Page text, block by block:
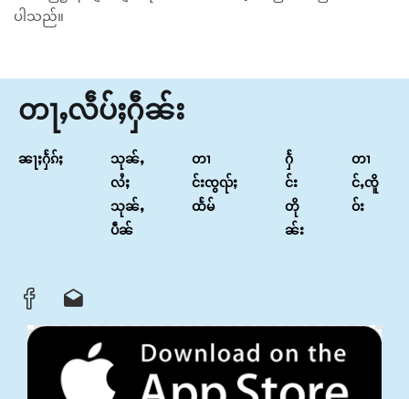
ပါသည်။
တႃႇလဵပ်ႈႁဵၼ်း
ၼႃႈႁႅၵ်ႈ
သုၼ်ႇ
လႆႈ
သုၼ်ႇ
ပဵၼ်
တၢ
င်းၸွၺ်ႈ
ထႅမ်
ႁႅ
င်း
တို
ၼ်း
တၢ
င်ႇၸိူ
ဝ်း